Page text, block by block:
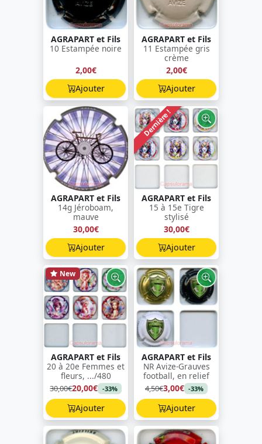
AGRAPART et Fils
10 Estampée noire
2,00€
Ajouter
AGRAPART et Fils
11 Estampée gris
crème
2,00€
Ajouter
AGRAPART et Fils
14g Jéroboam,
mauve
30,00€
Ajouter
Dernière !
AGRAPART et Fils
15 à 15e Tigre
stylisé
30,00€
Ajouter
New
AGRAPART et Fils
20 à 20e Femmes et
fleurs, .../480
30,00€20,00€ -33%
Ajouter
AGRAPART et Fils
NR Avize-Grauves
football, en relief
4,50€3,00€ -33%
Ajouter